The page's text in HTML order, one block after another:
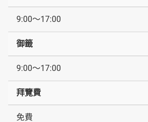
9:00～17:00
御籤
9:00～17:00
拜覽費
免費